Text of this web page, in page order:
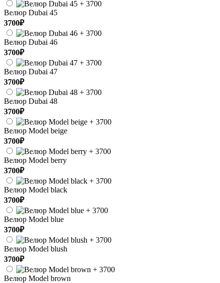
Велюр Dubai 45
3700₽
Велюр Dubai 46
3700₽
Велюр Dubai 47
3700₽
Велюр Dubai 48
3700₽
Велюр Model beige
3700₽
Велюр Model berry
3700₽
Велюр Model black
3700₽
Велюр Model blue
3700₽
Велюр Model blush
3700₽
Велюр Model brown